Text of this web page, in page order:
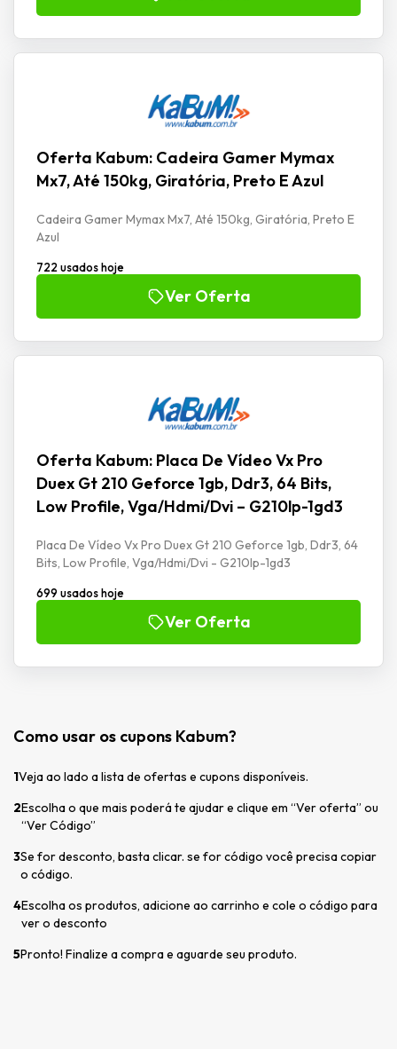
Oferta Kabum: Cadeira Gamer Mymax
Mx7, Até 150kg, Giratória, Preto E Azul
Cadeira Gamer Mymax Mx7, Até 150kg, Giratória, Preto E
Azul
722 usados hoje
Ver Oferta
Oferta Kabum: Placa De Vídeo Vx Pro
Duex Gt 210 Geforce 1gb, Ddr3, 64 Bits,
Low Profile, Vga/Hdmi/Dvi – G210lp-1gd3
Placa De Vídeo Vx Pro Duex Gt 210 Geforce 1gb, Ddr3, 64
Bits, Low Profile, Vga/Hdmi/Dvi - G210lp-1gd3
699 usados hoje
Ver Oferta
Como usar os cupons Kabum?
1Veja ao lado a lista de ofertas e cupons disponíveis.
2Escolha o que mais poderá te ajudar e clique em “Ver oferta” ou
“Ver Código”
3Se for desconto, basta clicar. se for código você precisa copiar
o código.
4Escolha os produtos, adicione ao carrinho e cole o código para
ver o desconto
5Pronto! Finalize a compra e aguarde seu produto.